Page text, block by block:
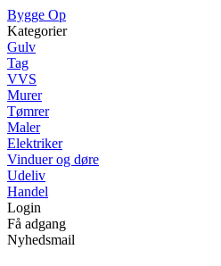
Bygge Op
Kategorier
Gulv
Tag
VVS
Murer
Tømrer
Maler
Elektriker
Vinduer og døre
Udeliv
Handel
Login
Få adgang
Nyhedsmail